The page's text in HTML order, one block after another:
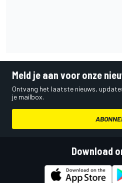
Meld je aan voor onze
Ontvang het laatste nieuws,
je mailbox.
Download